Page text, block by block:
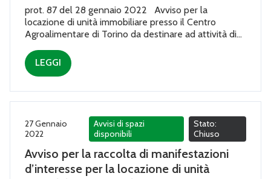
prot. 87 del 28 gennaio 2022 Avviso per la
locazione di unità immobiliare presso il Centro
Agroalimentare di Torino da destinare ad attività di...
LEGGI
27 Gennaio
2022
Avvisi di spazi
disponibili
Stato:
Chiuso
Avviso per la raccolta di manifestazioni
d’interesse per la locazione di unità